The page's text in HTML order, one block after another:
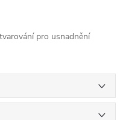
pro usnadnění